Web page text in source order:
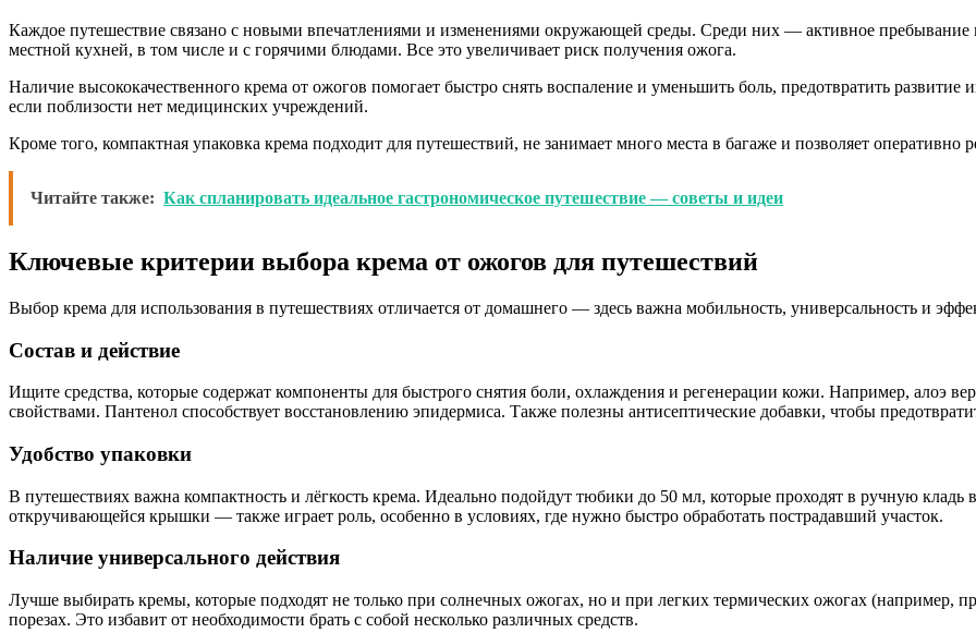
Каждое путешествие связано с новыми впечатлениями и изменениями окружающей среды. Среди них — активное пребывание
местной кухней, в том числе и с горячими блюдами. Все это увеличивает риск получения ожога.
Наличие высококачественного крема от ожогов помогает быстро снять воспаление и уменьшить боль, предотвратить
если поблизости нет медицинских учреждений.
Кроме того, компактная упаковка крема подходит для путешествий, не занимает много места в багаже и позволяет
Читайте также: Как спланировать идеальное гастрономическое путешествие — советы и идеи
Ключевые критерии выбора крема от ожогов для путешествий
Выбор крема для использования в путешествиях отличается от домашнего — здесь важна мобильность, универсальность и
Состав и действие
Ищите средства, которые содержат компоненты для быстрого снятия боли, охлаждения и регенерации кожи. Например, алоэ
свойствами. Пантенол способствует восстановлению эпидермиса. Также полезны антисептические добавки, чтобы
Удобство упаковки
В путешествиях важна компактность и лёгкость крема. Идеально подойдут тюбики до 50 мл, которые проходят в ручную кладь
откручивающейся крышки — также играет роль, особенно в условиях, где нужно быстро обработать пострадавший участок.
Наличие универсального действия
Лучше выбирать кремы, которые подходят не только при солнечных ожогах, но и при легких термических ожогах (например,
порезах. Это избавит от необходимости брать с собой несколько различных средств.